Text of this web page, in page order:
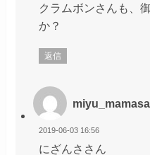
クラムボンさんも、
か？
返信
2019-06-03 16:56
にざんささん